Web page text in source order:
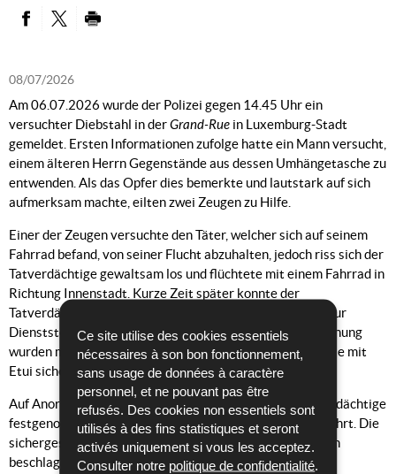
Ce site utilise des cookies essentiels
nécessaires à son bon fonctionnement,
sans usage de données à caractère
personnel, et ne pouvant pas être
refusés. Des cookies non essentiels sont
utilisés à des fins statistiques et seront
activés uniquement si vous les acceptez.
Consulter notre politique de confidentialité.
08/07/2026
Am 06.07.2026 wurde der Polizei gegen 14.45 Uhr ein
versuchter Diebstahl in derGrand-Rue in Luxemburg-Stadt
gemeldet. Ersten Informationen zufolge hatte ein Mann versucht,
einem älteren Herrn Gegenstände aus dessen Umhängetasche zu
entwenden. Als das Opfer dies bemerkte und lautstark auf sich
aufmerksam machte, eilten zwei Zeugen zu Hilfe.
Einer der Zeugen versuchte den Täter, welcher sich auf seinem
Fahrrad befand, von seiner Flucht abzuhalten, jedoch riss sich der
Tatverdächtige gewaltsam los und flüchtete mit einem Fahrrad in
Richtung Innenstadt. Kurze Zeit später konnte der
Tatverdächtige in der Avenue de la Liberté gestellt und zur
Dienststelle gebracht werden. Bei einer Körperdurchsuchung
wurden mehrere Kleidungsstücke, sowie eine Sonnenbrille mit
Etui sichergestellt.
Auf Anordnung der Staatsanwaltschaft wurde der Tatverdächtige
festgenommen und einem Untersuchungsrichter vorgeführt. Die
sichergestellten Gegenstände, sowie das Fahrrad wurden
beschlagnahmt.